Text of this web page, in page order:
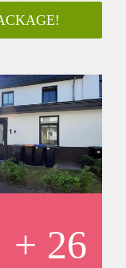
gesitueerd op een
Deze
compleet. De
de
en de
comfortabel te
van
Utrecht 25
op loopafstand
om te wonen!
+ 26